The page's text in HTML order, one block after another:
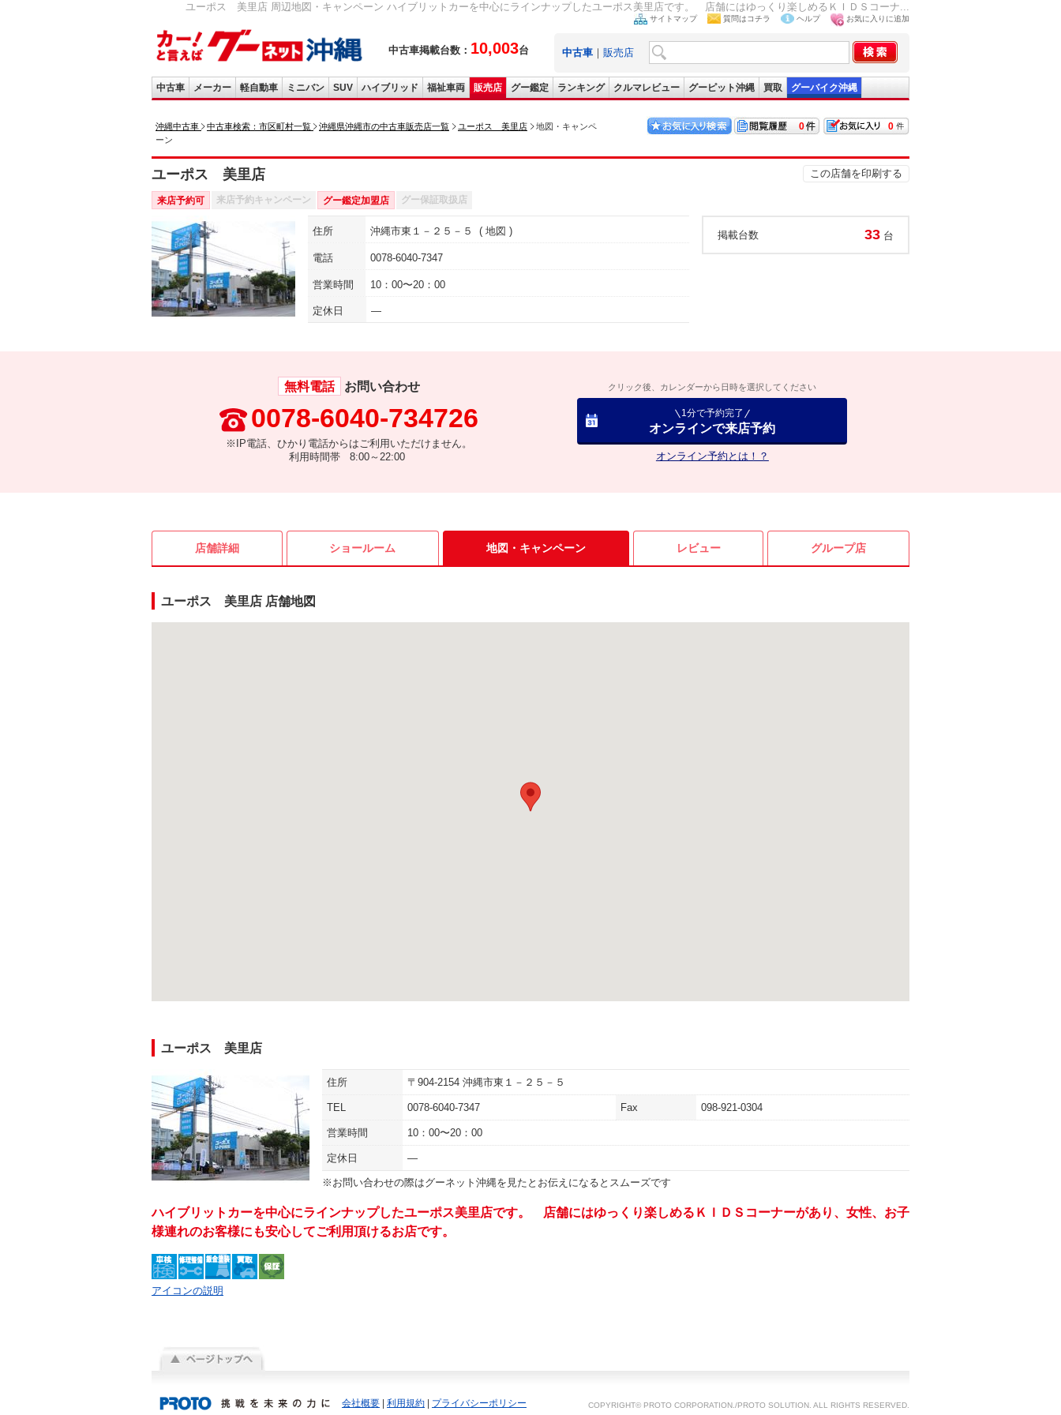
ユーポス 美里店 周辺地図・キャンペーン ハイブリットカーを中心にラインナップしたユーポス美里店です。 店舗にはゆっくり楽しめるＫＩＤＳコーナ...
中古車掲載台数： 10,003台
サイトマップ 質問はコチラ ヘルプ お気に入りに追加
中古車 ｜ 販売店
中古車 メーカー 軽自動車 ミニバン SUV ハイブリッド 福祉車両 販売店 グー鑑定 ランキング クルマレビュー グーピット沖縄 買取 グーバイク沖縄
沖縄中古車 中古車検索：市区町村一覧 沖縄県沖縄市の中古車販売店一覧 ユーポス 美里店
地図・キャンペ
ーン
0
0
ユーポス 美里店 この店舗を印刷する
来店予約可 来店予約キャンペーン グー鑑定加盟店 グー保証取扱店
住所 沖縄市東１－２５－５ 地図
電話 0078-6040-7347
営業時間 10：00〜20：00
定休日 ―
掲載台数 33 台
無料電話 お問い合わせ
0078-6040-734726
※IP電話、ひかり電話からはご利用いただけません。
利用時間帯 8:00～22:00
クリック後、カレンダーから日時を選択してください
1分で予約完了
オンラインで来店予約
オンライン予約とは！？
店舗詳細 ショールーム 地図・ キャンペーン レビュー グループ店
ユーポス 美里店 店舗地図
ユーポス 美里店
住所 〒904-2154 沖縄市東１－２５－５
TEL 0078-6040-7347 Fax 098-921-0304
営業時間 10：00〜20：00
定休日 ―
※お問い合わせの際はグーネット沖縄を見たとお伝えになるとスムーズです
ハイブリットカーを中心にラインナップしたユーポス美里店です。 店舗にはゆっくり楽しめるＫＩＤＳコーナーがあり、女性、お子
様連れのお客様にも安心してご利用頂けるお店です。
アイコンの説明
会社概要 利用規約 プライバシーポリシー COPYRIGHT© PROTO CORPORATION./PROTO SOLUTION. ALL RIGHTS RESERVED.